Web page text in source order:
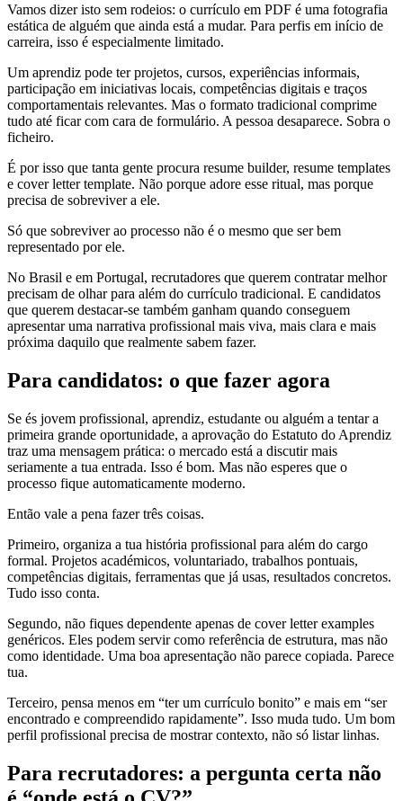
Vamos dizer isto sem rodeios: o currículo em PDF é uma fotografia
estática de alguém que ainda está a mudar. Para perfis em início de
carreira, isso é especialmente limitado.
Um aprendiz pode ter projetos, cursos, experiências informais,
participação em iniciativas locais, competências digitais e traços
comportamentais relevantes. Mas o formato tradicional comprime
tudo até ficar com cara de formulário. A pessoa desaparece. Sobra o
ficheiro.
É por isso que tanta gente procura resume builder, resume templates
e cover letter template. Não porque adore esse ritual, mas porque
precisa de sobreviver a ele.
Só que sobreviver ao processo não é o mesmo que ser bem
representado por ele.
No Brasil e em Portugal, recrutadores que querem contratar melhor
precisam de olhar para além do currículo tradicional. E candidatos
que querem destacar-se também ganham quando conseguem
apresentar uma narrativa profissional mais viva, mais clara e mais
próxima daquilo que realmente sabem fazer.
Para candidatos: o que fazer agora
Se és jovem profissional, aprendiz, estudante ou alguém a tentar a
primeira grande oportunidade, a aprovação do Estatuto do Aprendiz
traz uma mensagem prática: o mercado está a discutir mais
seriamente a tua entrada. Isso é bom. Mas não esperes que o
processo fique automaticamente moderno.
Então vale a pena fazer três coisas.
Primeiro, organiza a tua história profissional para além do cargo
formal. Projetos académicos, voluntariado, trabalhos pontuais,
competências digitais, ferramentas que já usas, resultados concretos.
Tudo isso conta.
Segundo, não fiques dependente apenas de cover letter examples
genéricos. Eles podem servir como referência de estrutura, mas não
como identidade. Uma boa apresentação não parece copiada. Parece
tua.
Terceiro, pensa menos em “ter um currículo bonito” e mais em “ser
encontrado e compreendido rapidamente”. Isso muda tudo. Um bom
perfil profissional precisa de mostrar contexto, não só listar linhas.
Para recrutadores: a pergunta certa não